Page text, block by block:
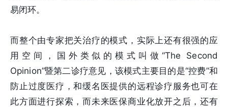
易闭环。
而整个由专家把关治疗的模式，实际上还有很强的应
用空间，国外类似的模式叫做“The Second
Opinion”暨第二诊疗意见，该模式主要目的是“控费”和
防止过度医疗，和缓名医提供的远程诊疗服务也可在
此方面进行探索，而未来医保商业化放开之后，还有